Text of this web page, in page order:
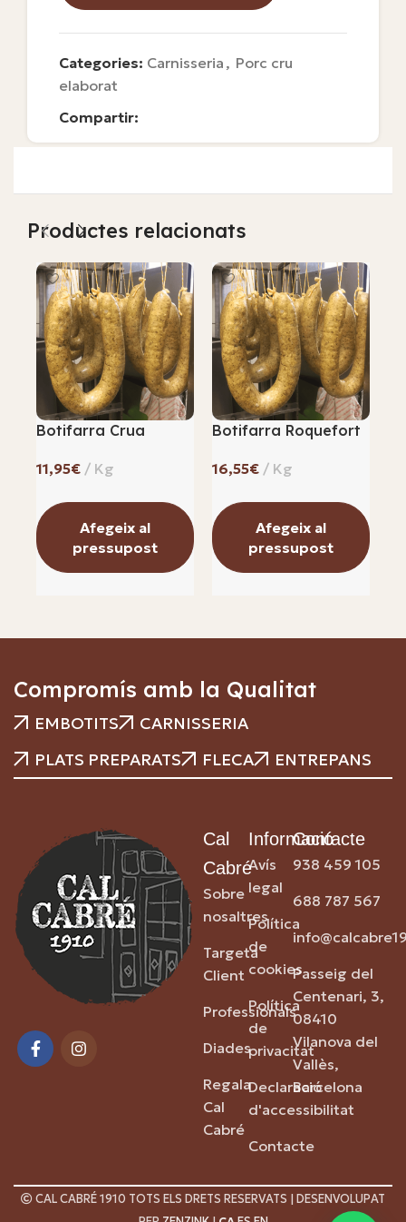
Categories: Carnisseria , Porc cru
elaborat
Compartir:
Productes relacionats
Botifarra Crua
€
Afegeix al
pressupost
Botifarra Roquefort
€
Afegeix al
pressupost
Compromís amb la Qualitat
EMBOTITS
CARNISSERIA
PLATS PREPARATS
FLECA ENTREPANS
Cal
Cabré
Sobre
nosaltres
Targeta
Client
Professionals
Diades
Regala
Cal
Cabré
Informació
Avís
legal
Política
de
cookies
Política
de
privacitat
Declaració
d'accessibilitat
Contacte
Contacte
938 459 105
688 787 567
Passeig del
Centenari, 3,
08410
Vilanova del
Vallès,
Barcelona
CAL CABRÉ 1910 TOTS ELS DRETS RESERVATS | DESENVOLUPAT